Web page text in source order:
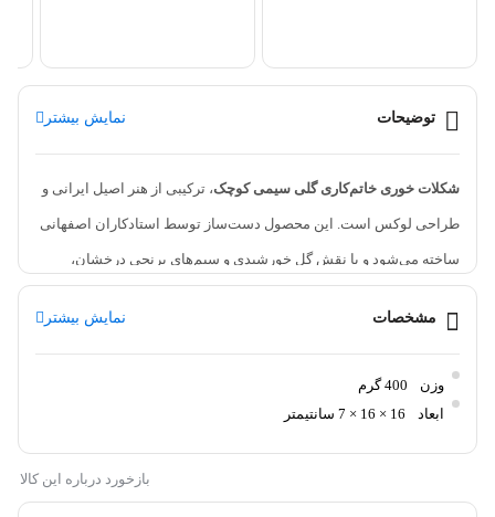
توضیحات نمایش بیشتر
شکلات خوری خاتم‌کاری گلی سیمی کوچک، ترکیبی از هنر اصیل ایرانی و
طراحی لوکس است. این محصول دست‌ساز توسط استادکاران اصفهانی
ساخته می‌شود و با نقش گل خورشیدی و سیم‌های برنجی درخشان،
این ظرف خاتم‌کاری نه‌تنها برای سرو شکلات، بلکه برای آجیل، نقل و
برای میز پذیرایی، ویترین و هدیه‌های خاص است.
از چوب طبیعی ساخته شده و
مشخصات نمایش بیشتر
وزن
400 گرم
ابعاد
16 × 16 × 7 سانتیمتر
بازخورد درباره این کالا